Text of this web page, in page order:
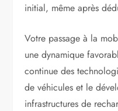
initial, même après
Votre passage à la
une dynamique
continue des
de véhicules et le
infrastructures de